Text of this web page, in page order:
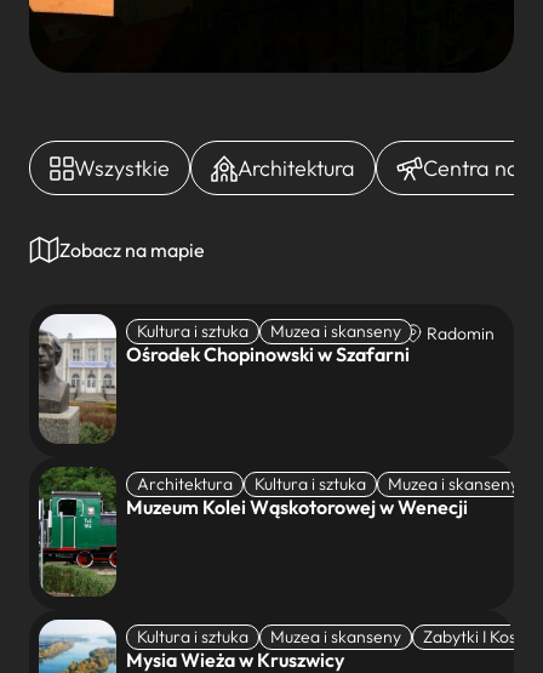
Wszystkie Architektura Centra
Zobacz na mapie
Kultura i sztuka Muzea i skanseny Radomin
Ośrodek Chopinowski w Szafarni
Architektura Kultura i sztuka Muzea i skanseny
Wenecja
Muzeum Kolei Wąskotorowej w Wenecji
Kultura i sztuka Muzea i skanseny Zabytki I
Kruszwica
Mysia Wieża w Kruszwicy